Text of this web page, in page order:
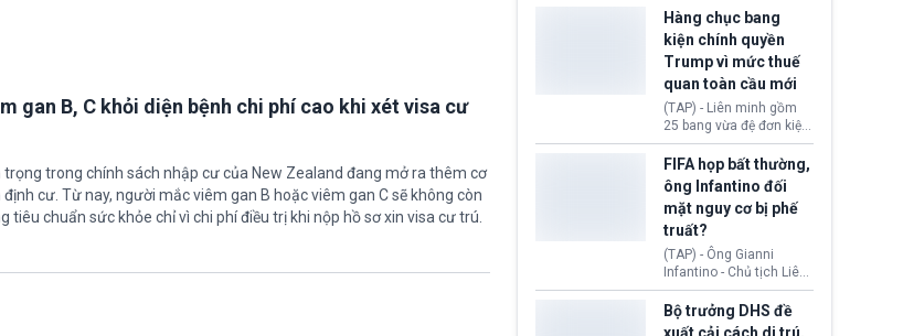
gan B, C khỏi diện bệnh chi phí cao khi xét visa cư
trong chính sách nhập cư của New Zealand đang mở ra thêm cơ
cư. Từ nay, người mắc viêm gan B hoặc viêm gan C sẽ không còn
tiêu chuẩn sức khỏe chỉ vì chi phí điều trị khi nộp hồ sơ xin visa cư trú.
một thập kỷ trì hoãn chờ
các cuộc đánh giá
nghiêm ngặt.
hơn 4 năm qua, cho
thấy nền kinh tế đang
phục hồi tích cực, bất
chấp tác động từ thuế
quan. Tuy nhiên, không
ít doanh nghiệp vẫn cảm
thấy áp lực lạm phát, bất
ổn địa chính trị hiện còn
nghiêm trọng hơn cả
giai đoạn đại dịch
COVID-19.
Hàng chục bang
kiện chính quyền
Trump vì mức thuế
quan toàn cầu mới
(TAP) - Liên minh gồm
25 bang vừa đệ đơn kiện
chính quyền Tổng thống
Donald Trump. Phe
nguyên đơn tin rằng,
hành động áp thuế 10 -
12,5% lên 60 đối tác
thương mại hôm 24/7
vượt quá thẩm quyền
của Tổng thống.
FIFA họp bất thường,
ông Infantino đối
mặt nguy cơ bị phế
truất?
(TAP) - Ông Gianni
Infantino - Chủ tịch Liên
đoàn Bóng đá Thế giới
(FIFA) đang đứng trước
cuộc khủng hoảng
Bộ trưởng DHS đề